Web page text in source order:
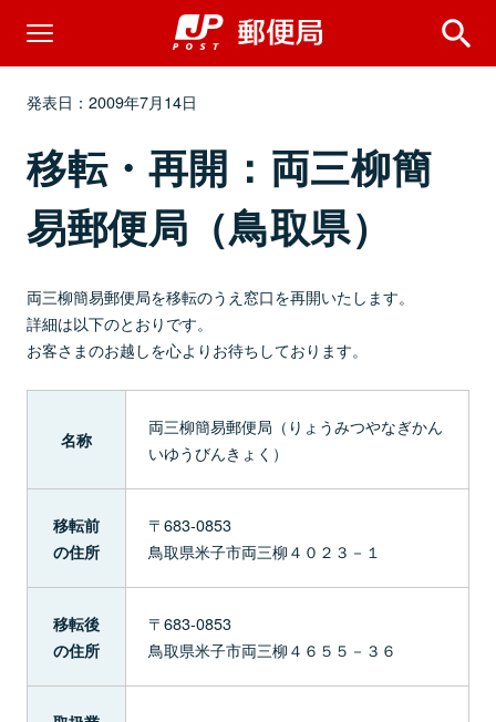
発表日：2009年7月14日
移転・再開：両三柳簡
易郵便局（鳥取県）
両三柳簡易郵便局を移転のうえ窓口を再開いたします。
詳細は以下のとおりです。
お客さまのお越しを心よりお待ちしております。
名称
両三柳簡易郵便局（りょうみつやなぎかん
いゆうびんきょく）
移転前
の住所
〒683-0853
鳥取県米子市両三柳４０２３－１
移転後
の住所
〒683-0853
鳥取県米子市両三柳４６５５－３６